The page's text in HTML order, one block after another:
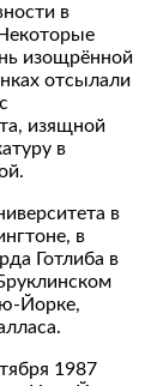
в
изощрённой
отсылали
изящной
в
в
в
Готлиба в
Йорке,
1987